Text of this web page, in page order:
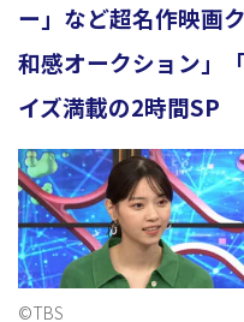
ー」など超名作映画
和感オークション」
イズ満載の2時間SP
©TBS